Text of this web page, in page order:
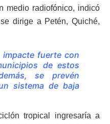
medio radiofónico, indicó
dirige a Petén, Quiché,
impacte fuerte con
de estos
se prevén
sistema de baja
tropical ingresaría a